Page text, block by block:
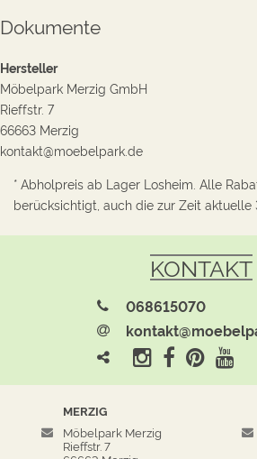
Dokumente
Hersteller
Möbelpark Merzig GmbH
Rieffstr. 7
66663 Merzig
kontakt@moebelpark.de
* Abholpreis ab Lager Losheim. Alle
berücksichtigt, auch die zur Zeit aktuelle
KONTAKT
068615070
MERZIG
Möbelpark Merzig
Rieffstr. 7